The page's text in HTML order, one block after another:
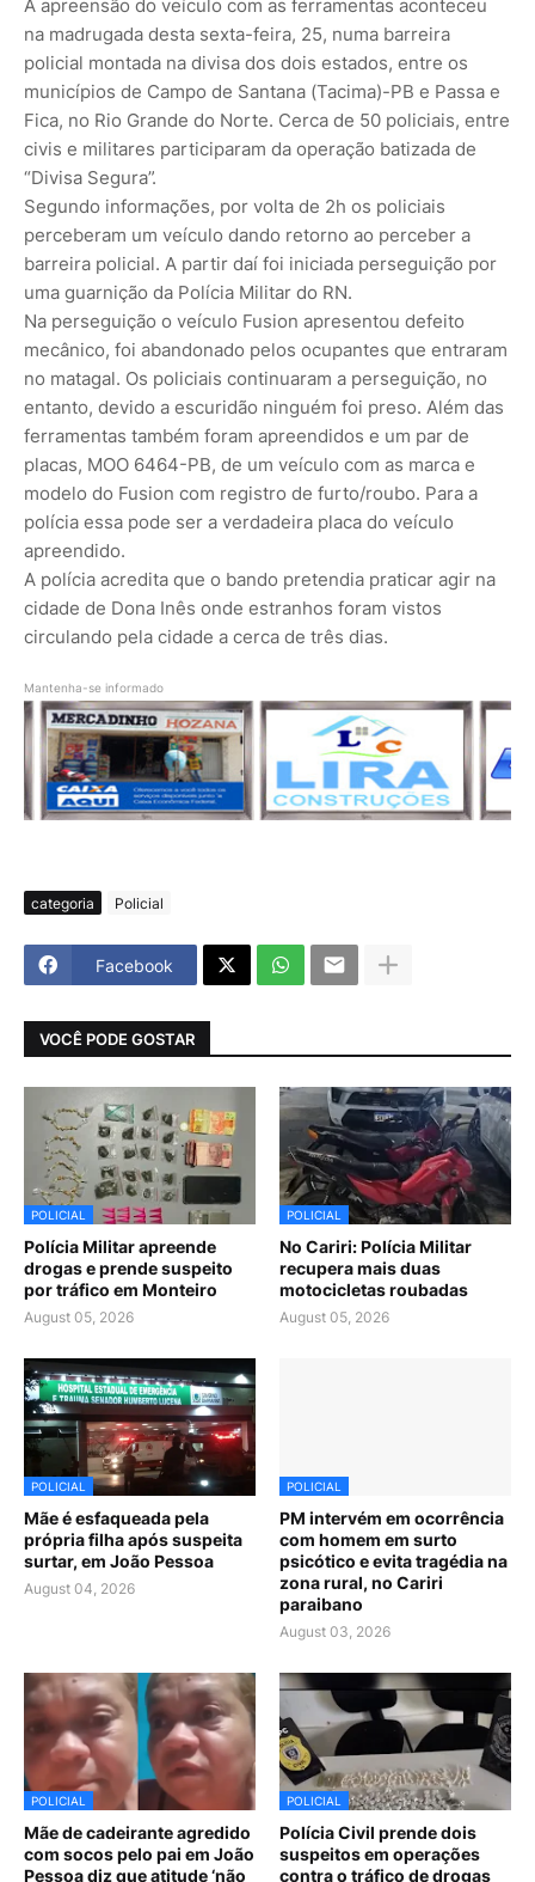
A apreensão do veículo com as ferramentas aconteceu
na madrugada desta sexta-feira, 25, numa barreira
policial montada na divisa dos dois estados, entre os
municípios de Campo de Santana (Tacima)-PB e Passa e
Fica, no Rio Grande do Norte. Cerca de 50 policiais, entre
civis e militares participaram da operação batizada de
“Divisa Segura”.
Segundo informações, por volta de 2h os policiais
perceberam um veículo dando retorno ao perceber a
barreira policial. A partir daí foi iniciada perseguição por
uma guarnição da Polícia Militar do RN.
Na perseguição o veículo Fusion apresentou defeito
mecânico, foi abandonado pelos ocupantes que entraram
no matagal. Os policiais continuaram a perseguição, no
entanto, devido a escuridão ninguém foi preso. Além das
ferramentas também foram apreendidos e um par de
placas, MOO 6464-PB, de um veículo com as marca e
modelo do Fusion com registro de furto/roubo. Para a
polícia essa pode ser a verdadeira placa do veículo
apreendido.
A polícia acredita que o bando pretendia praticar agir na
cidade de Dona Inês onde estranhos foram vistos
circulando pela cidade a cerca de três dias.
Mantenha-se informado
categoria Policial
Facebook
VOCÊ PODE GOSTAR
POLICIAL
Polícia Militar apreende
drogas e prende suspeito
por tráfico em Monteiro
August 05, 2026
POLICIAL
No Cariri: Polícia Militar
recupera mais duas
motocicletas roubadas
August 05, 2026
POLICIAL
Mãe é esfaqueada pela
própria filha após suspeita
surtar, em João Pessoa
August 04, 2026
POLICIAL
PM intervém em ocorrência
com homem em surto
psicótico e evita tragédia na
zona rural, no Cariri
paraibano
August 03, 2026
POLICIAL
Mãe de cadeirante agredido
com socos pelo pai em João
Pessoa diz que atitude ‘não
POLICIAL
Polícia Civil prende dois
suspeitos em operações
contra o tráfico de drogas